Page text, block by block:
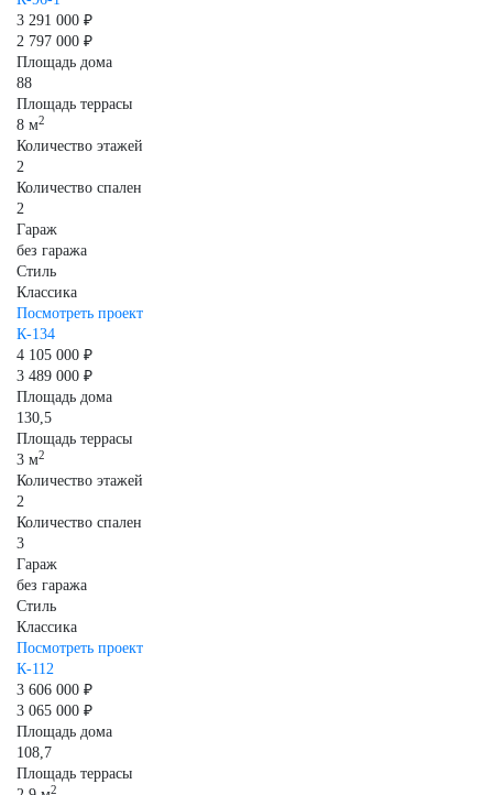
3 291 000 ₽
2 797 000 ₽
Площадь дома
88
Площадь террасы
8 м2
Количество этажей
2
Количество спален
2
Гараж
без гаража
Стиль
Классика
Посмотреть проект
К-134
4 105 000 ₽
3 489 000 ₽
Площадь дома
130,5
Площадь террасы
3 м2
Количество этажей
2
Количество спален
3
Гараж
без гаража
Стиль
Классика
Посмотреть проект
К-112
3 606 000 ₽
3 065 000 ₽
Площадь дома
108,7
Площадь террасы
2